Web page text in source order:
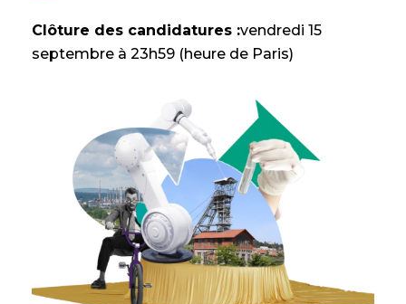
Clôture des candidatures :vendredi 15
septembre à 23h59 (heure de Paris)